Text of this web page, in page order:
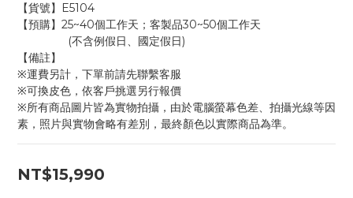
【貨號】E5104
【預購】25~40個工作天；客製品30~50個工作天
                (不含例假日、國定假日)
【備註】
※運費另計，下單前請先聯繫客服
※可換皮色，依客戶挑選另行報價
※所有商品圖片皆為實物拍攝，由於電腦螢幕色差、拍攝光線等因
素，照片與實物會略有差別，最終顏色以實際商品為準。
NT$15,990